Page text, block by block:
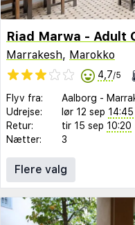
Riad Marwa - Adult
Marrakesh, Marokko
4,7/5
Flyv fra: Aalborg -
Udrejse:
lør 12 sep 14:45
Retur:
tir 15 sep 10:20
Nætter:
3
Flere valg